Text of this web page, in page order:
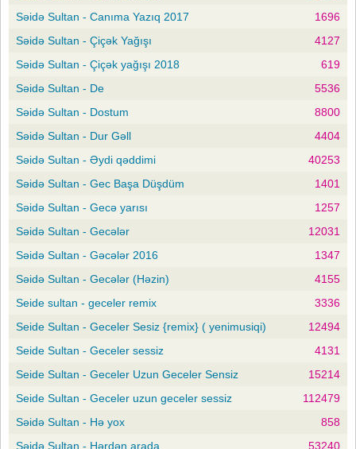
Səidə Sultan - Canıma Yazıq 2017
1696
Səidə Sultan - Çiçək Yağışı
4127
Səidə Sultan - Çiçək yağışı 2018
619
Səidə Sultan - De
5536
Səidə Sultan - Dostum
8800
Səidə Sultan - Dur Gəll
4404
Səidə Sultan - Əydi qəddimi
40253
Səidə Sultan - Gec Başa Düşdüm
1401
Səidə Sultan - Gecə yarısı
1257
Səidə Sultan - Gecələr
12031
Səidə Sultan - Gəcələr 2016
1347
Səidə Sultan - Gecələr (Həzin)
4155
Seide sultan - geceler remix
3336
Seide Sultan - Geceler Sesiz {remix} ( yenimusiqi)
12494
Seide Sultan - Geceler sessiz
4131
Seide Sultan - Geceler Uzun Geceler Sensiz
15214
Seide Sultan - Geceler uzun geceler sessiz
112479
Səidə Sultan - Hə yox
858
Səidə Sultan - Hərdən arada
53240